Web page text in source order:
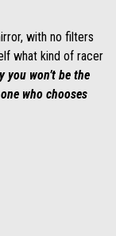
with no filters
what kind of racer
you won’t be the
who chooses